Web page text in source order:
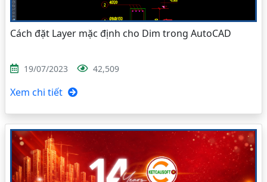
Cách đặt Layer mặc định cho Dim trong AutoCAD
19/07/2023 42,509
Xem chi tiết